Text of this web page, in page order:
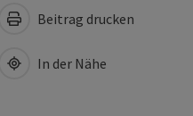
Beitrag drucken
In der Nähe